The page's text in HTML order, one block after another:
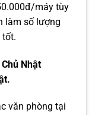
máy tùy
làm số lượng
tốt.
Nhật
văn phòng tại